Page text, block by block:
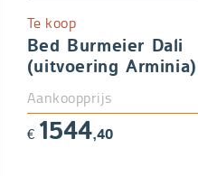
Bed Burmeier Dali
(uitvoering Arminia)
Te koop
Aankoopprijs
€ 1544,40